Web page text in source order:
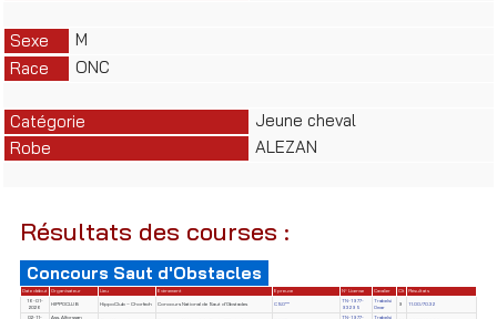
Sexe
M
Race
ONC
Catégorie
Jeune cheval
Robe
ALEZAN
Résultats des courses :
Concours Saut d'Obstacles
Date début Organisateur Lieu Evènement Epreuve N° License Cavalier Clt
Résultats
16-01-
2026
HIPPOCLUB HippoClub – Chorfech Concours National de Saut d'Obstacles CSO**
TN-1977-
93295
Trabelsi
Omar
9 11.00/70.32
02-11-
Ass. Alforssan
TN-1977-
Trabelsi